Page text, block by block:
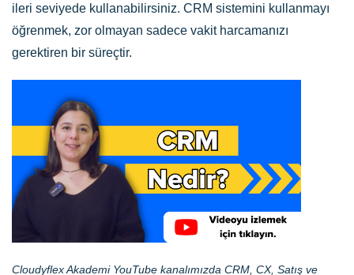
ileri seviyede kullanabilirsiniz. CRM sistemini kullanmayı
öğrenmek, zor olmayan sadece vakit harcamanızı
gerektiren bir süreçtir.
Cloudyflex Akademi YouTube kanalımızda CRM, CX, Satış ve